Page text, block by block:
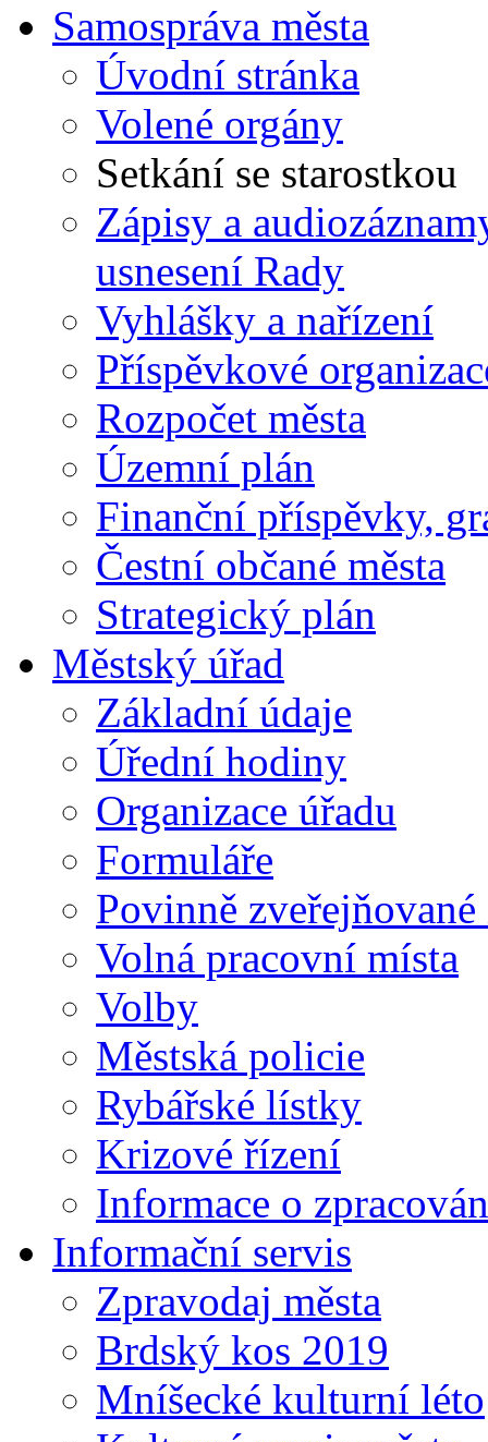
Samospráva města
Úvodní stránka
Volené orgány
Setkání se starostkou
Zápisy a
usnesení Rady
Vyhlášky a nařízení
Příspěvkové
Rozpočet města
Územní plán
Finanční příspěvky,
Čestní občané města
Strategický plán
Městský úřad
Základní údaje
Úřední hodiny
Organizace úřadu
Formuláře
Povinně
Volná pracovní místa
Volby
Městská policie
Rybářské lístky
Krizové řízení
Informace o
Informační servis
Zpravodaj města
Brdský kos 2019
Mníšecké kulturní léto